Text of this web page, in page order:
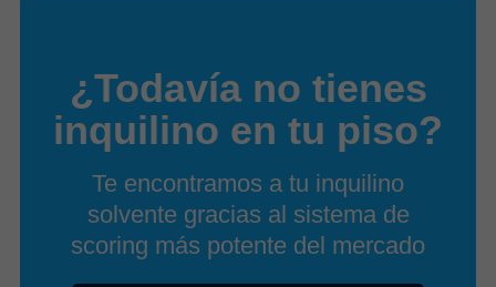
¿Todavía no tienes
inquilino en tu piso?
Te encontramos a tu inquilino
solvente gracias al sistema de
scoring más potente del mercado